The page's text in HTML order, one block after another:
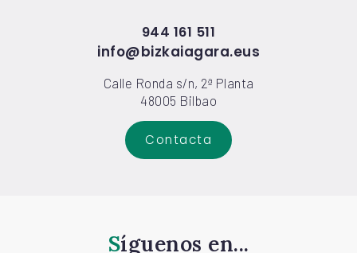
944 161 511
info@bizkaiagara.eus
Calle Ronda s/n, 2ª Planta
48005 Bilbao
Contacta
Síguenos en...